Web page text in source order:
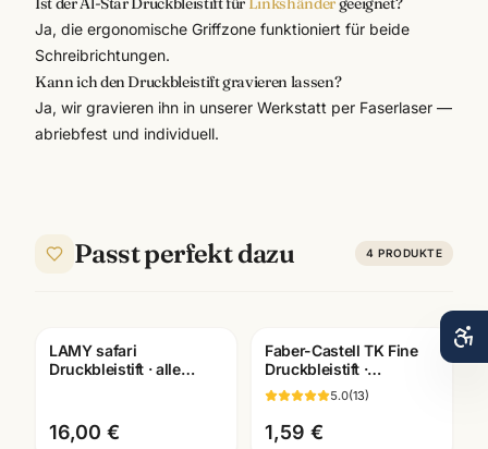
Ja, die ergonomische Griffzone funktioniert für beide
Schreibrichtungen.
Kann ich den Druckbleistift gravieren lassen?
Ja, wir gravieren ihn in unserer Werkstatt per Faserlaser —
abriebfest und individuell.
Passt perfekt dazu 4 PRODUKTE
Gravur
LAMY safari
Druckbleistift · alle
robust nachfuellbar
16,00 €
Faber-Castell TK Fine
Druckbleistift ·
0,35/0,5/0,7/1,0mm · mit
passenden Minen
5.0(13)
1,59 €